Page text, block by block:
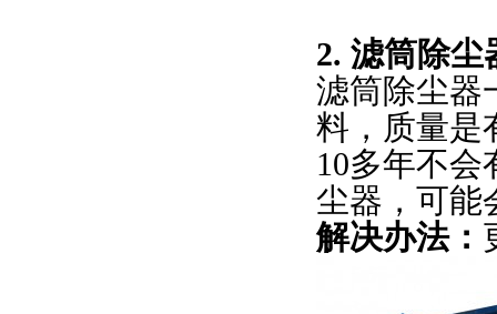
2. 滤筒除尘
滤筒除尘器
料，质量是
10多年不
尘器，可能
解决办法：